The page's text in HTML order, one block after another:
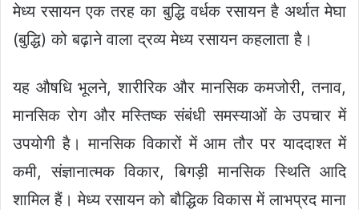
मेध्य रसायन एक तरह का बुद्धि वर्धक रसायन है अर्थात मेघा
(बुद्धि) को बढ़ाने वाला द्रव्य मेध्य रसायन कहलाता है।
यह औषधि भूलने, शारीरिक और मानसिक कमजोरी, तनाव,
मानसिक रोग और मस्तिष्क संबंधी समस्याओं के उपचार में
उपयोगी है। मानसिक विकारों में आम तौर पर याददाश्त में
कमी, संज्ञानात्मक विकार, बिगड़ी मानसिक स्थिति आदि
शामिल हैं। मेध्य रसायन को बौद्धिक विकास में लाभप्रद माना